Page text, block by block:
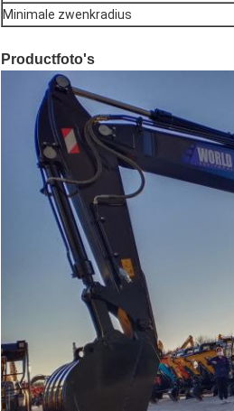
Minimale zwenkradius
Productfoto's